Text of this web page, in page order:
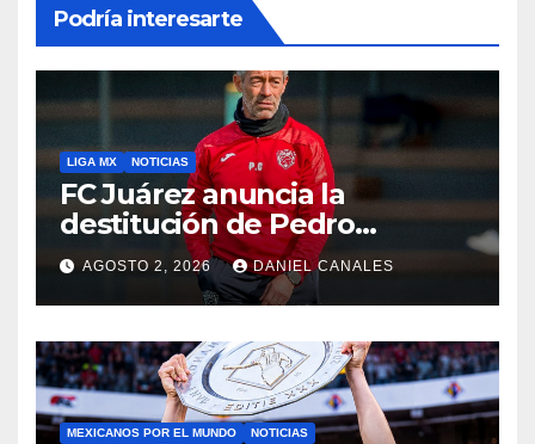
Podría interesarte
LIGA MX NOTICIAS
FC Juárez anuncia la
destitución de Pedro
Caixinha
AGOSTO 2, 2026 DANIEL CANALES
MEXICANOS POR EL MUNDO NOTICIAS